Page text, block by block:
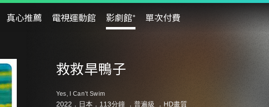
真心推薦 電視運動館 影劇館⁺ 單次付費
救救旱鴨子
Yes, I Can’t Swim
2022．日本．113分鐘 ． 普遍級 ．HD畫質